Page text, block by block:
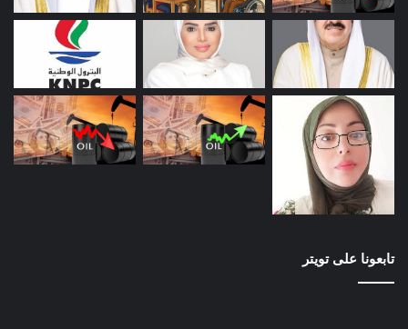
تابعونا على تويتر